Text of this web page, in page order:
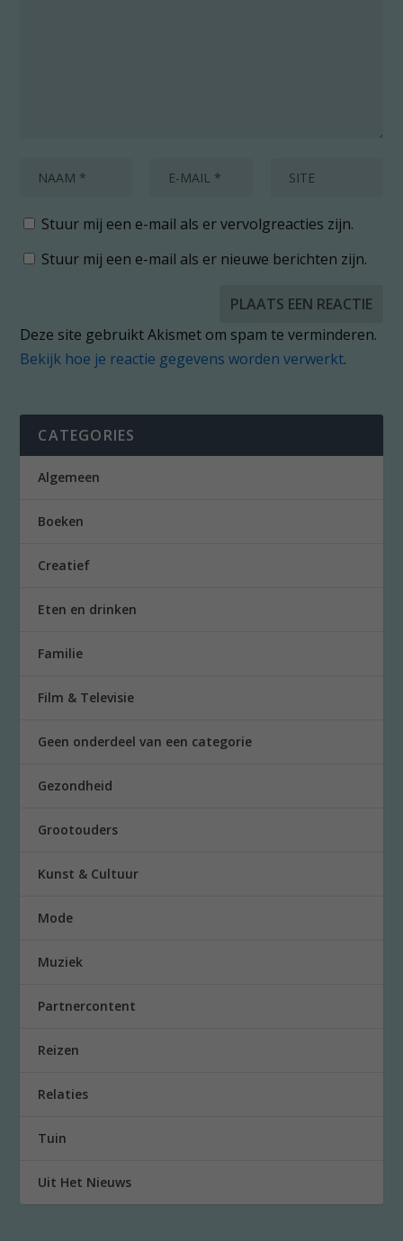
Stuur mij een e-mail als er vervolgreacties zijn.
Stuur mij een e-mail als er nieuwe berichten zijn.
Deze site gebruikt Akismet om spam te verminderen.
Bekijk hoe je reactie gegevens worden verwerkt.
CATEGORIES
Algemeen
Boeken
Creatief
Eten en drinken
Familie
Film & Televisie
Geen onderdeel van een categorie
Gezondheid
Grootouders
Kunst & Cultuur
Mode
Muziek
Partnercontent
Reizen
Relaties
Tuin
Uit Het Nieuws